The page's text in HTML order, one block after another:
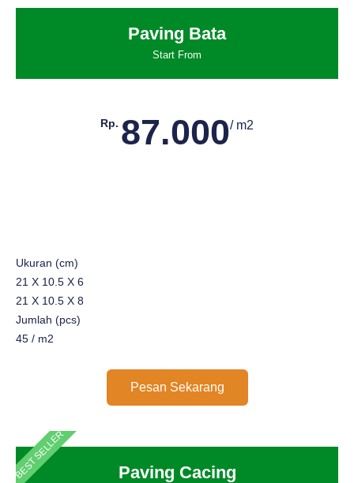
Paving Bata
Start From
Rp. 87.000/ m2
Ukuran (cm)
21 X 10.5 X 6
21 X 10.5 X 8
Jumlah (pcs)
45 / m2
Pesan Sekarang
BEST SELLER Paving Cacing